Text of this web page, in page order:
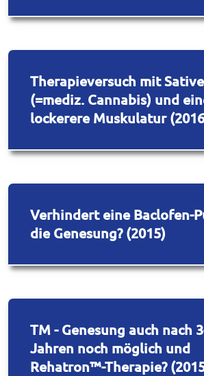
Therapieversuch mit
(=mediz. Cannabis) und
lockerere Muskulatur
Verhindert eine Baclofen-
die Genesung? (2015)
TM - Genesung auch nach
Jahren noch möglich und
Rehatron™-Therapie?